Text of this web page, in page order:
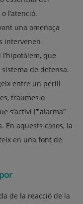
l’atenció.
una amenaça
intervenen
que
de defensa.
entre un perill
traumes o
s’activi l’"alarma"
En aquests casos, la
en una font de
de la reacció de la